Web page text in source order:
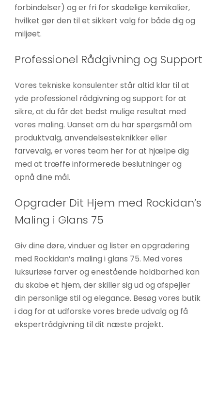
forbindelser) og er fri for skadelige kemikalier,
hvilket gør den til et sikkert valg for både dig og
miljøet.
Professionel Rådgivning og Support
Vores tekniske konsulenter står altid klar til at
yde professionel rådgivning og support for at
sikre, at du får det bedst mulige resultat med
vores maling. Uanset om du har spørgsmål om
produktvalg, anvendelsesteknikker eller
farvevalg, er vores team her for at hjælpe dig
med at træffe informerede beslutninger og
opnå dine mål.
Opgrader Dit Hjem med Rockidan’s
Maling i Glans 75
Giv dine døre, vinduer og lister en opgradering
med Rockidan’s maling i glans 75. Med vores
luksuriøse farver og enestående holdbarhed kan
du skabe et hjem, der skiller sig ud og afspejler
din personlige stil og elegance. Besøg vores butik
i dag for at udforske vores brede udvalg og få
ekspertrådgivning til dit næste projekt.